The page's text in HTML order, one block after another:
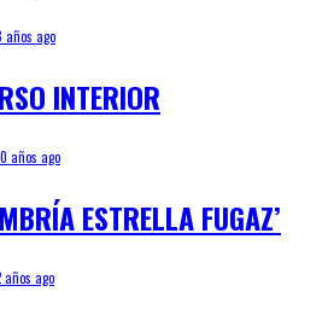
años ago
INTERIOR
años ago
ESTRELLA FUGAZ’
años ago